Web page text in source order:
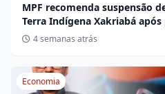
MPF recomenda suspensão
Terra Indígena Xakriabá
BR-135
4 semanas atrás
Economia